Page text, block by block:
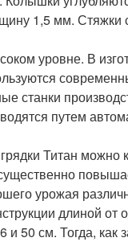
1,5 мм. Стяжки
уровне. В
станки
путем
Титан можно
урожая
длиной от
и 50 см. Тогда, как